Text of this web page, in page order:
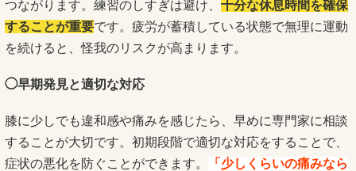
つながります。練習のしすぎは避け、 十分な休息時間を確保
することが重要です。疲労が蓄積している状態で無理に運動
を続けると、怪我のリスクが高まります。
◯早期発見と適切な対応
膝に少しでも違和感や痛みを感じたら、早めに専門家に相談
することが大切です。初期段階で適切な対応をすることで、
症状の悪化を防ぐことができます。
「少しくらいの痛みなら